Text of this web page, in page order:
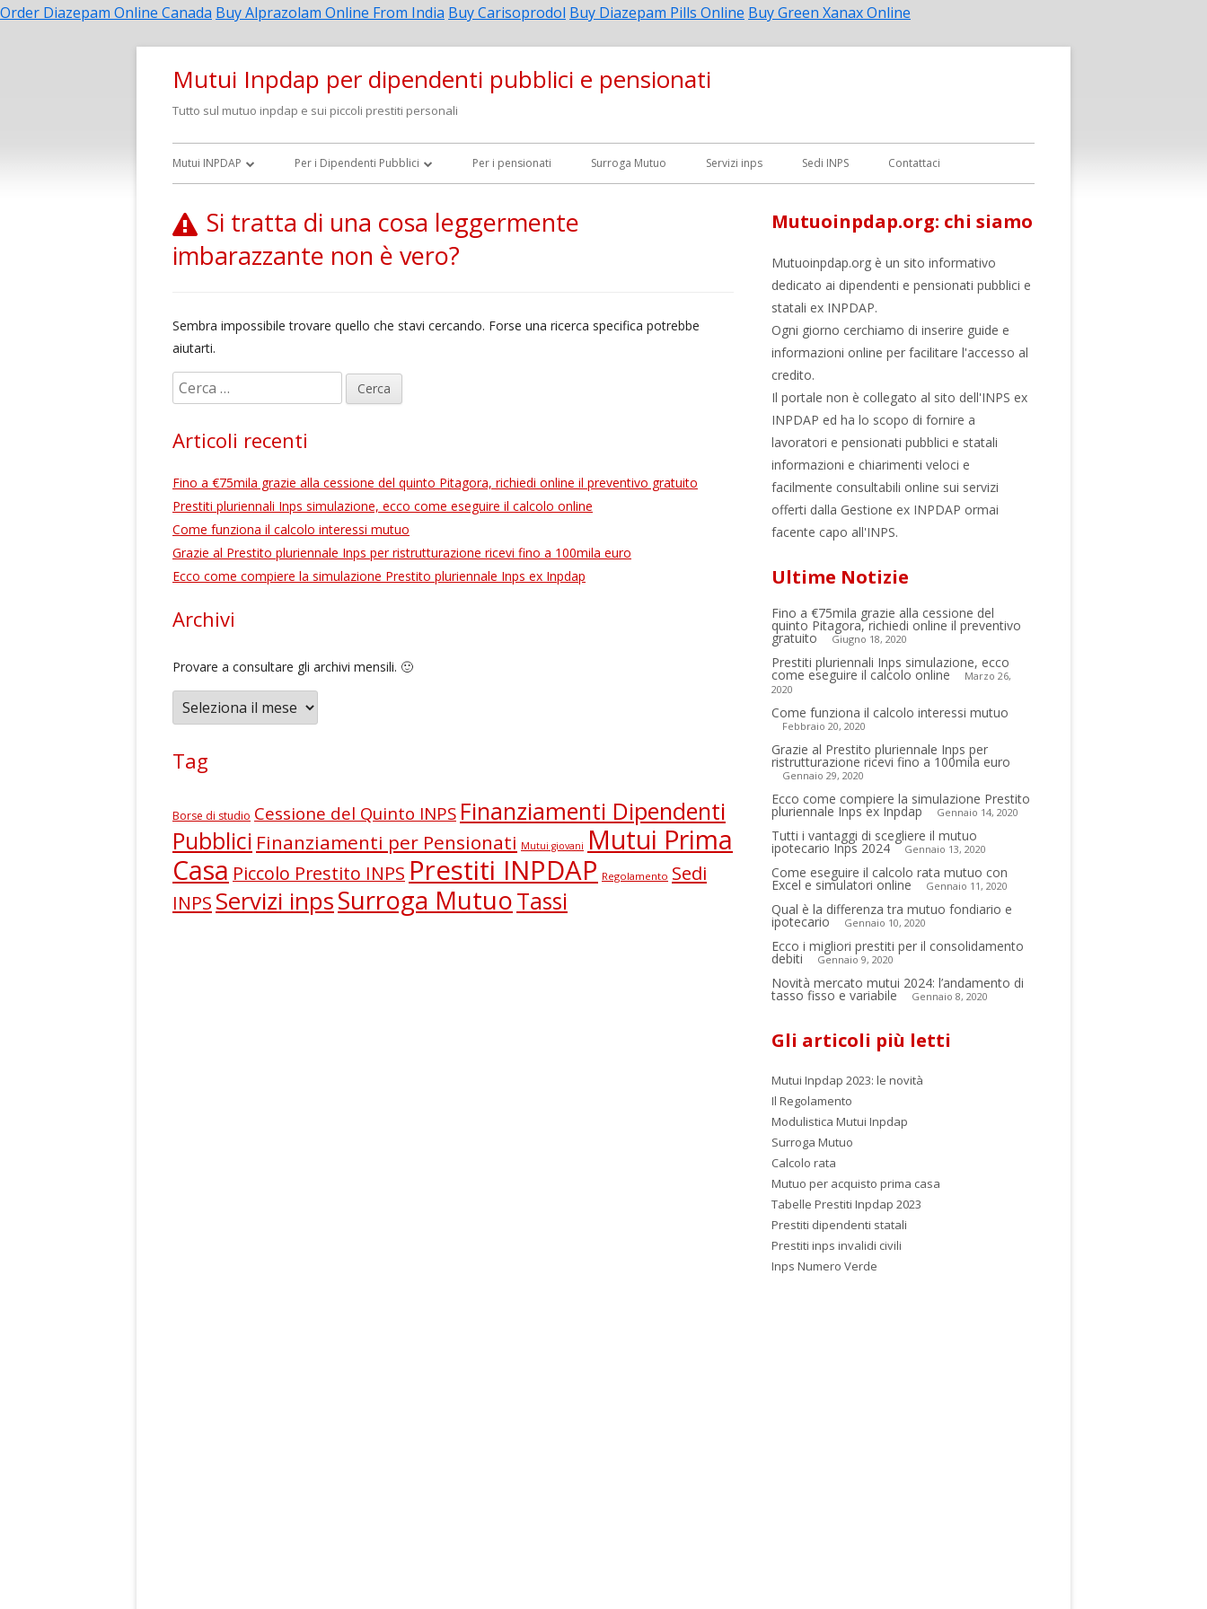
Order Diazepam Online Canada Buy Alprazolam Online From India Buy Carisoprodol Buy Diazepam Pills Online Buy Green Xanax Online
Mutui Inpdap per dipendenti pubblici e pensionati
Tutto sul mutuo inpdap e sui piccoli prestiti personali
Menu
Mutui INPDAP
Sospensione Mutuo Inpdap
Assicurazione Mutuo Inpdap
Regolamento
Per i Dipendenti Pubblici Per i pensionati Surroga Mutuo Servizi inps Sedi INPS Contattaci
Si tratta di una cosa leggermente
imbarazzante non è vero?
Sembra impossibile trovare quello che stavi cercando. Forse una ricerca specifica potrebbe
aiutarti.
i
e
c
a
p
e
r
Articoli recenti
Fino a €75mila grazie alla cessione del quinto Pitagora, richiedi online il preventivo gratuito
Prestiti pluriennali Inps simulazione, ecco come eseguire il calcolo online
Come funziona il calcolo interessi mutuo
Grazie al Prestito pluriennale Inps per ristrutturazione ricevi fino a 100mila euro
Ecco come compiere la simulazione Prestito pluriennale Inps ex Inpdap
Archivi
Provare a consultare gli archivi mensili. 🙂
r
h
v
Tag
Borse di studio Cessione del Quinto INPS Finanziamenti Dipendenti
Pubblici Finanziamenti per Pensionati Mutui giovani Mutui Prima
Casa Piccolo Prestito INPS Prestiti INPDAP Regolamento Sedi
INPS Servizi inpsSurroga MutuoTassi
Mutuoinpdap.org: chi siamo
Mutuoinpdap.org è un sito informativo
dedicato ai dipendenti e pensionati pubblici e
statali ex INPDAP.
Ogni giorno cerchiamo di inserire guide e
informazioni online per facilitare l'accesso al
credito.
Il portale non è collegato al sito dell'INPS ex
INPDAP ed ha lo scopo di fornire a
lavoratori e pensionati pubblici e statali
informazioni e chiarimenti veloci e
facilmente consultabili online sui servizi
offerti dalla Gestione ex INPDAP ormai
facente capo all'INPS.
Ultime Notizie
Fino a €75mila grazie alla cessione del
quinto Pitagora, richiedi online il preventivo
gratuito Giugno 18, 2020
Prestiti pluriennali Inps simulazione, ecco
come eseguire il calcolo online
Marzo 26,
2020
Come funziona il calcolo interessi mutuo
Febbraio 20, 2020
Grazie al Prestito pluriennale Inps per
ristrutturazione ricevi fino a 100mila euro
Gennaio 29, 2020
Ecco come compiere la simulazione Prestito
pluriennale Inps ex Inpdap Gennaio 14, 2020
Tutti i vantaggi di scegliere il mutuo
ipotecario Inps 2024 Gennaio 13, 2020
Come eseguire il calcolo rata mutuo con
Excel e simulatori online Gennaio 11, 2020
Qual è la differenza tra mutuo fondiario e
ipotecario Gennaio 10, 2020
Ecco i migliori prestiti per il consolidamento
debiti Gennaio 9, 2020
Novità mercato mutui 2024: l’andamento di
tasso fisso e variabile Gennaio 8, 2020
Gli articoli più letti
Mutui Inpdap 2023: le novità
Il Regolamento
Modulistica Mutui Inpdap
Surroga Mutuo
Calcolo rata
Mutuo per acquisto prima casa
Tabelle Prestiti Inpdap 2023
Prestiti dipendenti statali
Prestiti inps invalidi civili
Inps Numero Verde